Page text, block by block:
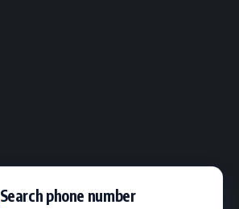
Search phone number